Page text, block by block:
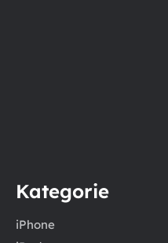
Kategorie
iPhone